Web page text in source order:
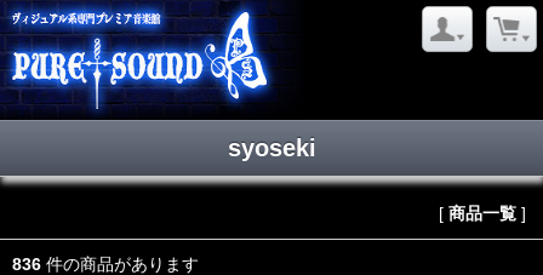
syoseki
[ 商品一覧 ]
836 件の商品があります